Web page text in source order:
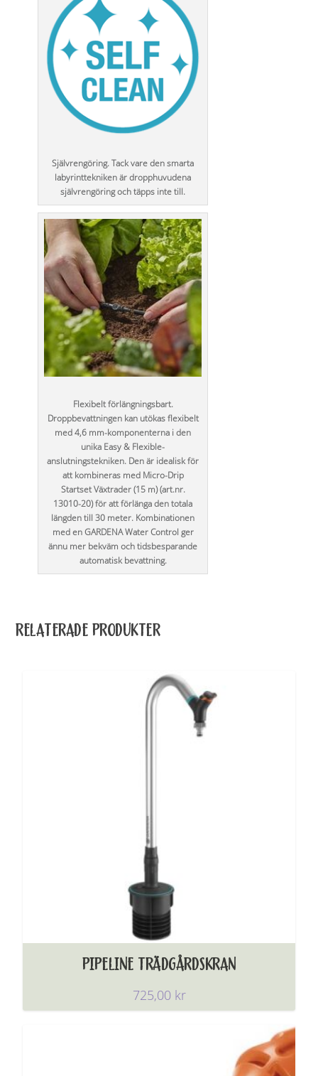
Självrengöring. Tack vare den smarta
labyrinttekniken är dropphuvudena
självrengöring och täpps inte till.
Flexibelt förlängningsbart.
Droppbevattningen kan utökas flexibelt
med 4,6 mm-komponenterna i den
unika Easy & Flexible-
anslutningstekniken. Den är idealisk för
att kombineras med Micro-Drip
Startset Växtrader (15 m) (art.nr.
13010-20) för att förlänga den totala
längden till 30 meter. Kombinationen
med en GARDENA Water Control ger
ännu mer bekväm och tidsbesparande
automatisk bevattning.
RELATERADE PRODUKTER
PIPELINE TRÄDGÅRDSKRAN
725,00 kr